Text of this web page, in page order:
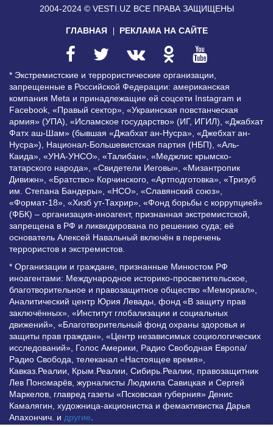
2004-2024 © VESTI.UZ ВСЕ ПРАВА ЗАЩИЩЕНЫ
ГЛАВНАЯ РЕКЛАМА НА САЙТЕ
* Экстремистские и террористические организации,
запрещенные в Российской Федерации: американская
компания Meta и принадлежащие ей соцсети Instagram и
Facebook, «Правый сектор», «Украинская повстанческая
армия» (УПА), «Исламское государство» (ИГ, ИГИЛ), «Джабхат
Фатх аш-Шам» (бывшая «Джабхат ан-Нусра», «Джебхат ан-
Нусра»), Национал-Большевистская партия (НБП), «Аль-
Каида», «УНА-УНСО», «Талибан», «Меджлис крымско-
татарского народа», «Свидетели Иеговы», «Мизантропик
Дивижн», «Братство» Корчинского, «Артподготовка», «Тризуб
им. Степана Бандеры», «НСО», «Славянский союз»,
«Формат-18», «Хизб ут-Тахрир», «Фонд борьбы с коррупцией»
(ФБК) – организация-иноагент, признанная экстремистской,
запрещена в РФ и ликвидирована по решению суда; её
основатель Алексей Навальный включён в перечень
террористов и экстремистов.
* Организации и граждане, признанные Минюстом РФ
иноагентами: Международное историко-просветительское,
благотворительное и правозащитное общество «Мемориал»,
Аналитический центр Юрия Левады, фонд «В защиту прав
заключённых», «Институт глобализации и социальных
движений», «Благотворительный фонд охраны здоровья и
защиты прав граждан», «Центр независимых социологических
исследований», Голос Америки, Радио Свободная Европа/
Радио Свобода, телеканал «Настоящее время»,
Кавказ.Реалии, Крым.Реалии, Сибирь.Реалии, правозащитник
Лев Пономарёв, журналисты Людмила Савицкая и Сергей
Маркелов, главред газеты «Псковская губерния» Денис
Камалягин, художница-акционистка и фемактивистка Дарья
Апахончич. и другие.